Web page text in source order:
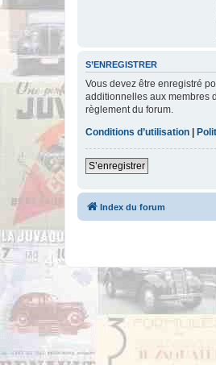
S’ENREGISTRER
Vous devez être enregistré
additionnelles aux membres
règlement du forum.
Conditions d’utilisation |
S’enregistrer
Index du forum